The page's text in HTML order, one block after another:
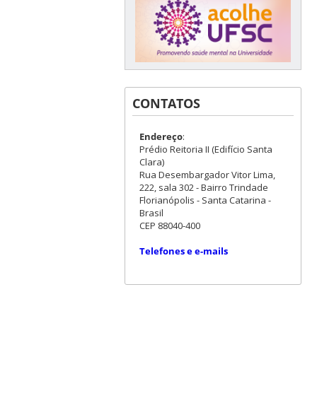
CONTATOS
Endereço:
Prédio Reitoria II (Edifício Santa
Clara)
Rua Desembargador Vitor Lima,
222, sala 302 - Bairro Trindade
Florianópolis - Santa Catarina -
Brasil
CEP 88040-400
Telefones e e-mails